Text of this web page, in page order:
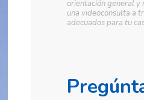
orientación general y
una videoconsulta a
adecuados para tu